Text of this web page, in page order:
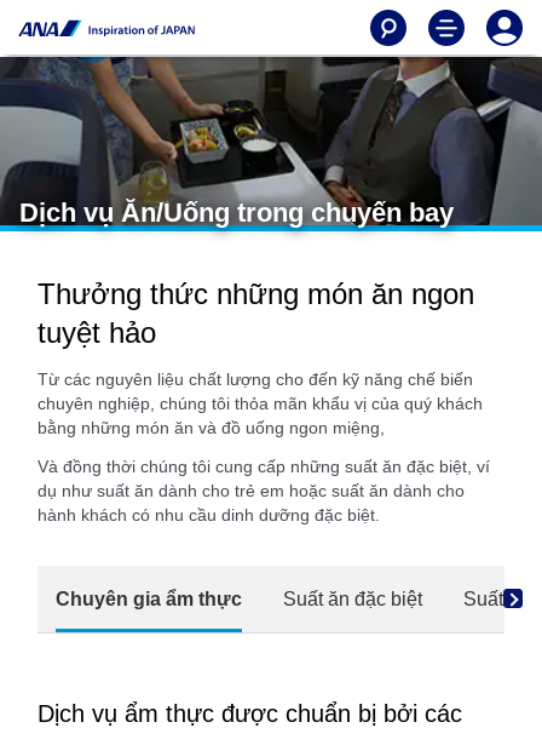
Dịch vụ Ăn/Uống trong chuyến bay
Thưởng thức những món ăn ngon
tuyệt hảo
Từ các nguyên liệu chất lượng cho đến kỹ năng chế biến
chuyên nghiệp, chúng tôi thỏa mãn khẩu vị của quý khách
bằng những món ăn và đồ uống ngon miệng,
Và đồng thời chúng tôi cung cấp những suất ăn đặc biệt, ví
dụ như suất ăn dành cho trẻ em hoặc suất ăn dành cho
hành khách có nhu cầu dinh dưỡng đặc biệt.
Chuyên gia ẩm thực Suất ăn đặc biệt Suất ăn
Dịch vụ ẩm thực được chuẩn bị bởi các